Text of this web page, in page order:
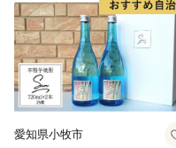
愛知県小牧市